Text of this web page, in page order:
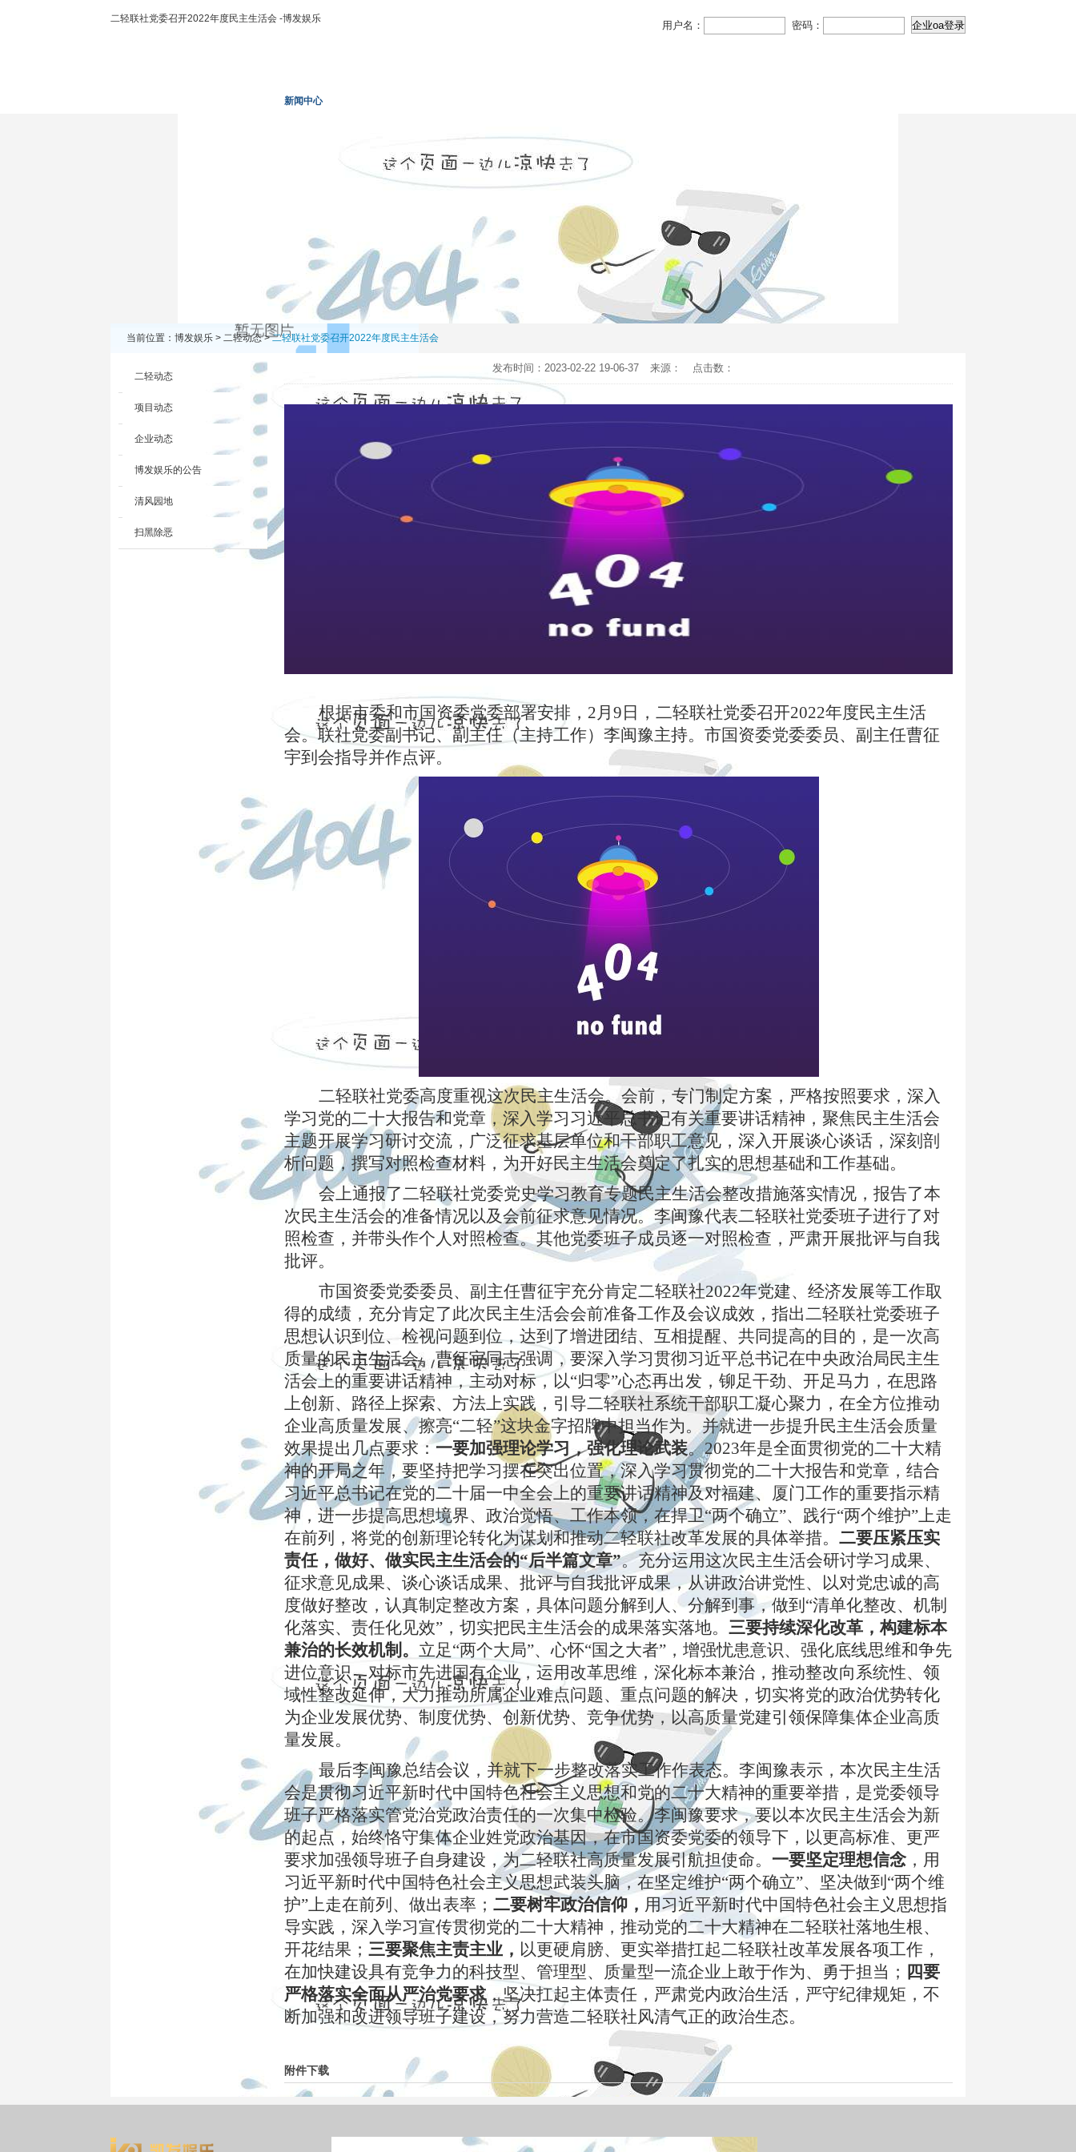
二轻联社党委召开2022年度民主生活会 -博发娱乐
用户名： 密码：
新闻中心
当前位置： 博发娱乐 > 二轻动态>二轻联社党委召开2022年度民主生活会
二轻动态
项目动态
企业动态
博发娱乐的公告
清风园地
扫黑除恶
发布时间：2023-02-22 19-06-37 来源： 点击数：
根据市委和市国资委党委部署安排，2月9日，二轻联社党委召开2022年度民主生活
会。联社党委副书记、副主任（主持工作）李闽豫主持。市国资委党委委员、副主任曹征
宇到会指导并作点评。
二轻联社党委高度重视这次民主生活会。会前，专门制定方案，严格按照要求，深入
学习党的二十大报告和党章，深入学习习近平总书记有关重要讲话精神，聚焦民主生活会
主题开展学习研讨交流，广泛征求基层单位和干部职工意见，深入开展谈心谈话，深刻剖
析问题，撰写对照检查材料，为开好民主生活会奠定了扎实的思想基础和工作基础。
会上通报了二轻联社党委党史学习教育专题民主生活会整改措施落实情况，报告了本
次民主生活会的准备情况以及会前征求意见情况。李闽豫代表二轻联社党委班子进行了对
照检查，并带头作个人对照检查。其他党委班子成员逐一对照检查，严肃开展批评与自我
批评。
市国资委党委委员、副主任曹征宇充分肯定二轻联社2022年党建、经济发展等工作取
得的成绩，充分肯定了此次民主生活会会前准备工作及会议成效，指出二轻联社党委班子
思想认识到位、检视问题到位，达到了增进团结、互相提醒、共同提高的目的，是一次高
质量的民主生活会。曹征宇同志强调，要深入学习贯彻习近平总书记在中央政治局民主生
活会上的重要讲话精神，主动对标，以“归零”心态再出发，铆足干劲、开足马力，在思路
上创新、路径上探索、方法上实践，引导二轻联社系统干部职工凝心聚力，在全方位推动
企业高质量发展、擦亮“二轻”这块金字招牌中担当作为。并就进一步提升民主生活会质量
效果提出几点要求：一要加强理论学习，强化理论武装。2023年是全面贯彻党的二十大精
神的开局之年，要坚持把学习摆在突出位置，深入学习贯彻党的二十大报告和党章，结合
习近平总书记在党的二十届一中全会上的重要讲话精神及对福建、厦门工作的重要指示精
神，进一步提高思想境界、政治觉悟、工作本领，在捍卫“两个确立”、践行“两个维护”上走
在前列，将党的创新理论转化为谋划和推动二轻联社改革发展的具体举措。 二要压紧压实
责任，做好、做实民主生活会的“后半篇文章”。充分运用这次民主生活会研讨学习成果、
征求意见成果、谈心谈话成果、批评与自我批评成果，从讲政治讲党性、以对党忠诚的高
度做好整改，认真制定整改方案，具体问题分解到人、分解到事，做到“清单化整改、机制
化落实、责任化见效”，切实把民主生活会的成果落实落地。 三要持续深化改革，构建标本
兼治的长效机制。 立足“两个大局”、心怀“国之大者”，增强忧患意识、强化底线思维和争先
进位意识，对标市先进国有企业，运用改革思维，深化标本兼治，推动整改向系统性、领
域性整改延伸，大力推动所属企业难点问题、重点问题的解决，切实将党的政治优势转化
为企业发展优势、制度优势、创新优势、竞争优势，以高质量党建引领保障集体企业高质
量发展。
最后李闽豫总结会议，并就下一步整改落实工作作表态。李闽豫表示，本次民主生活
会是贯彻习近平新时代中国特色社会主义思想和党的二十大精神的重要举措，是党委领导
班子严格落实管党治党政治责任的一次集中检验。李闽豫要求，要以本次民主生活会为新
的起点，始终恪守集体企业姓党政治基因，在市国资委党委的领导下，以更高标准、更严
要求加强领导班子自身建设，为二轻联社高质量发展引航担使命。 一要坚定理想信念，用
习近平新时代中国特色社会主义思想武装头脑，在坚定维护“两个确立”、坚决做到“两个维
护”上走在前列、做出表率； 二要树牢政治信仰， 用习近平新时代中国特色社会主义思想指
导实践，深入学习宣传贯彻党的二十大精神，推动党的二十大精神在二轻联社落地生根、
开花结果； 三要聚焦主责主业， 以更硬肩膀、更实举措扛起二轻联社改革发展各项工作，
在加快建设具有竞争力的科技型、管理型、质量型一流企业上敢于作为、勇于担当； 四要
严格落实全面从严治党要求，坚决扛起主体责任，严肃党内政治生活，严守纪律规矩，不
断加强和改进领导班子建设，努力营造二轻联社风清气正的政治生态。
附件下载